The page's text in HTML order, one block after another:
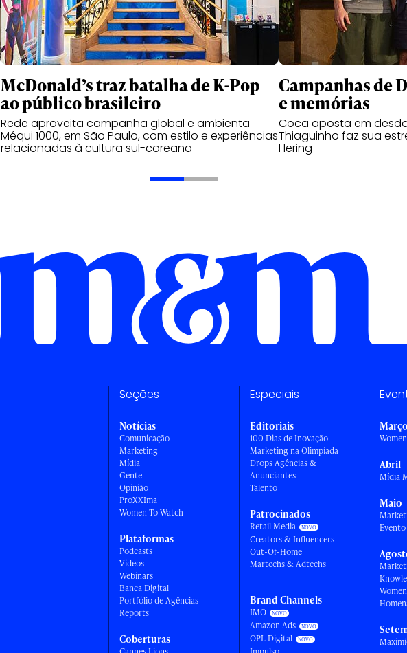
McDonald’s traz batalha de K-Pop
ao público brasileiro
Rede aproveita campanha global e ambienta
Méqui 1000, em São Paulo, com estilo e experiências
relacionadas à cultura sul-coreana
Campanhas de
e memórias
Coca aposta em
Thiaguinho faz sua
Hering
Seções
Notícias
Comunicação
Marketing
Mídia
Gente
Opinião
ProXXIma
Women To Watch
Plataformas
Podcasts
Vídeos
Webinars
Banca Digital
Portfólio de Agências
Reports
Coberturas
Especiais
Editoriais
100 Dias de Inovação
Marketing na Olimpíada
Drops Agências &
Anunciantes
Talento
Patrocinados
Retail Media
Creators & Influencers
Out-Of-Home
Martechs & Adtechs
Brand Channels
IMO
Amazon Ads
OPL Digital
Março
Abril
Mídia
Maio